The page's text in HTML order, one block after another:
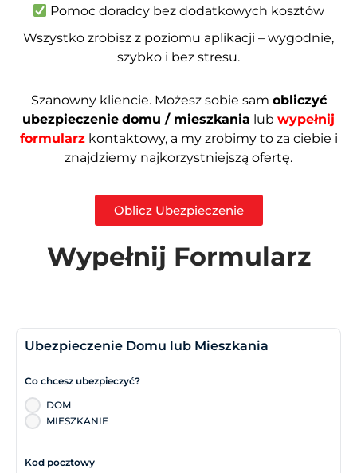
Pomoc doradcy bez dodatkowych kosztów
Wszystko zrobisz z poziomu aplikacji – wygodnie,
szybko i bez stresu.
Szanowny kliencie. Możesz sobie sam obliczyć
ubezpieczenie domu / mieszkania lub wypełnij
formularzkontaktowy, a my zrobimy to za ciebie i
znajdziemy najkorzystniejszą ofertę.
Oblicz Ubezpieczenie
Wypełnij Formularz
Ubezpieczenie Domu lub Mieszkania
Co chcesz ubezpieczyć?
DOM
MIESZKANIE
Kod pocztowy